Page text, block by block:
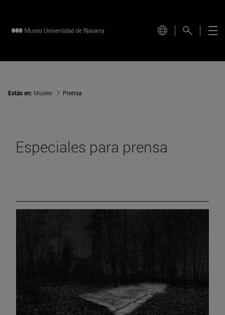
Estás en: Museo Prensa
Especiales para prensa